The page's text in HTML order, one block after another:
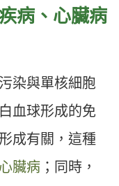
病、心臟病
染與單核細胞
血球形成的免
成有關，這種
心臟病 ；同時，